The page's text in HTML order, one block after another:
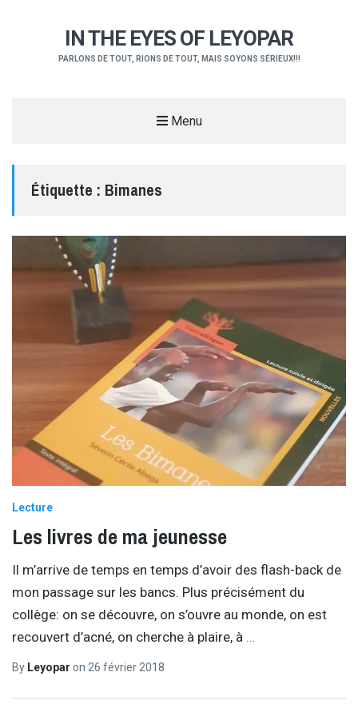
IN THE EYES OF LEYOPAR
PARLONS DE TOUT, RIONS DE TOUT, MAIS SOYONS SÉRIEUX!!!
Menu
Étiquette : Bimanes
Lecture
Les livres de ma jeunesse
Il m’arrive de temps en temps d’avoir des flash-back de
mon passage sur les bancs. Plus précisément du
collège: on se découvre, on s’ouvre au monde, on est
recouvert d’acné, on cherche à plaire, à
By Leyopar on 26 février 2018